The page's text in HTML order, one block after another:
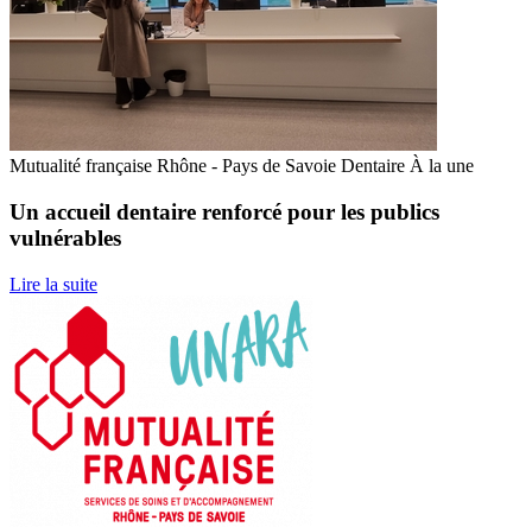
Mutualité française Rhône - Pays de Savoie Dentaire À la une
Un accueil dentaire renforcé pour les publics
vulnérables
Lire la suite